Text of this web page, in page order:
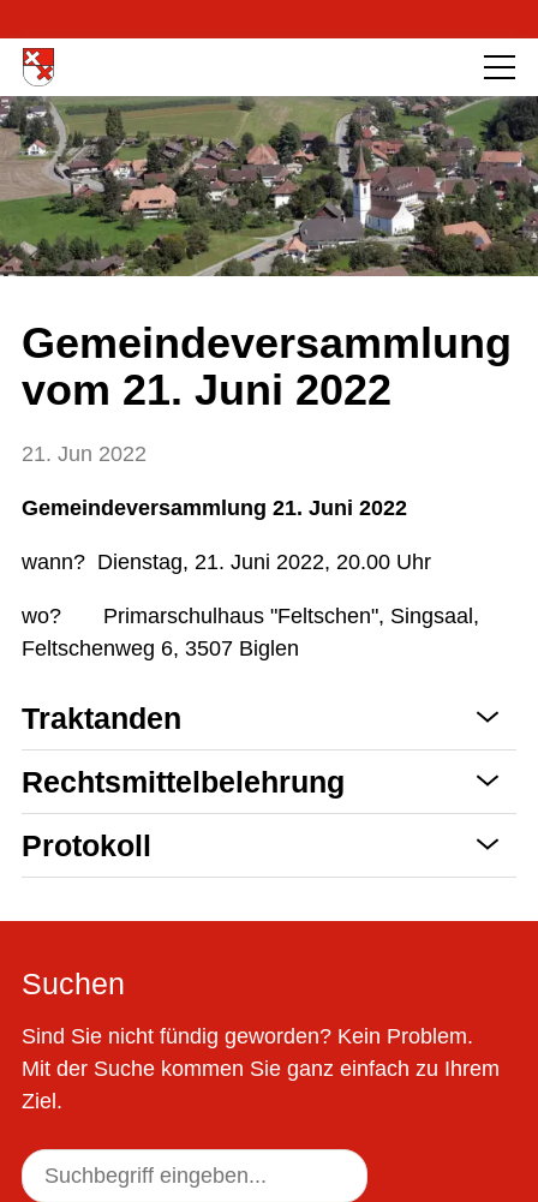
Gemeindeversammlung
vom 21. Juni 2022
21. Jun 2022
Gemeindeversammlung 21. Juni 2022
wann? Dienstag, 21. Juni 2022, 20.00 Uhr
wo? Primarschulhaus "Feltschen", Singsaal,
Feltschenweg 6, 3507 Biglen
Traktanden
Rechtsmittelbelehrung
Protokoll
Suchen
Sind Sie nicht fündig geworden? Kein Problem.
Mit der Suche kommen Sie ganz einfach zu Ihrem
Ziel.